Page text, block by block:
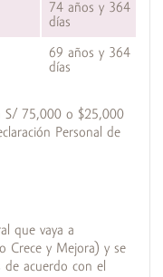
74 años y 364
días
69 años y 364
días
S/ 75,000 o $25,000
Personal de
que vaya a
Crece y Mejora) y se
acuerdo con el